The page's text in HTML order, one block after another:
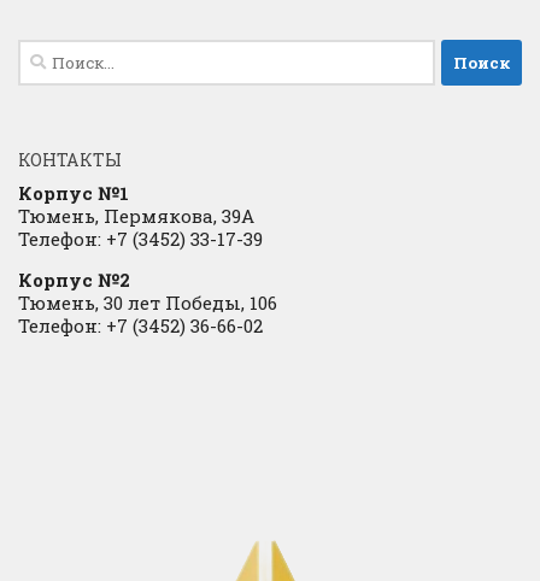
Найти:
КОНТАКТЫ
Корпус №1
Тюмень, Пермякова, 39А
Телефон: +7 (3452) 33-17-39
Корпус №2
Тюмень, 30 лет Победы, 106
Телефон: +7 (3452) 36-66-02